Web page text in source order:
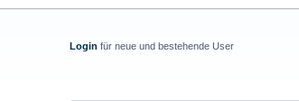
Login für neue und bestehende User